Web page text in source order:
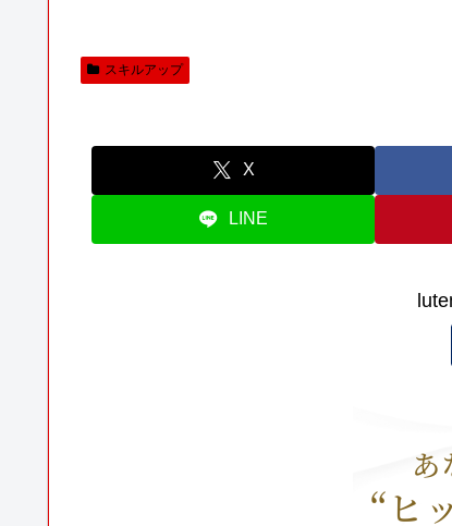
スキルアップ
X
LINE